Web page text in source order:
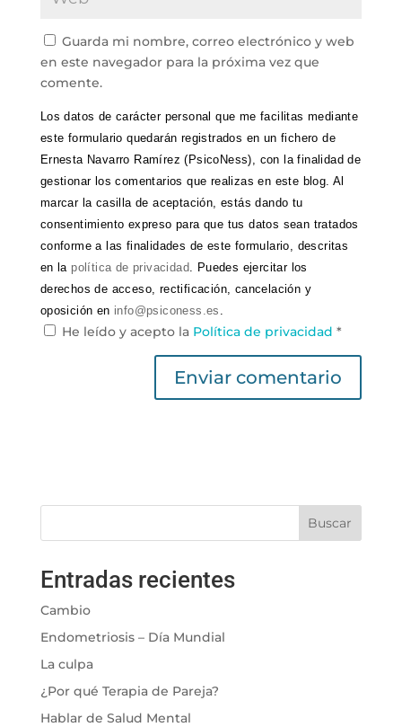
Guarda mi nombre, correo electrónico y web
en este navegador para la próxima vez que
comente.
Los datos de carácter personal que me facilitas mediante
este formulario quedarán registrados en un fichero de
Ernesta Navarro Ramírez (PsicoNess), con la finalidad de
gestionar los comentarios que realizas en este blog. Al
marcar la casilla de aceptación, estás dando tu
consentimiento expreso para que tus datos sean tratados
conforme a las finalidades de este formulario, descritas
en la política de privacidad . Puedes ejercitar los
derechos de acceso, rectificación, cancelación y
oposición en info@psiconess.es
He leído y acepto la Política de privacidad *
Buscar
Entradas recientes
Cambio
Endometriosis – Día Mundial
La culpa
¿Por qué Terapia de Pareja?
Hablar de Salud Mental